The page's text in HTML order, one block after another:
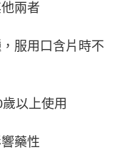
兩者
服用口含片時不
以上使用
藥性